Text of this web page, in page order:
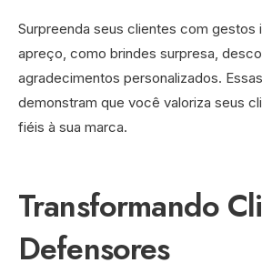
Surpreenda seus clientes com gestos
apreço, como brindes surpresa,
agradecimentos personalizados.
demonstram que você valoriza seus
fiéis à sua marca.
Transformando
Defensores